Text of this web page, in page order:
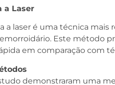
a Laser
a laser é uma técnica mais
Este método
em comparação com
demonstraram uma